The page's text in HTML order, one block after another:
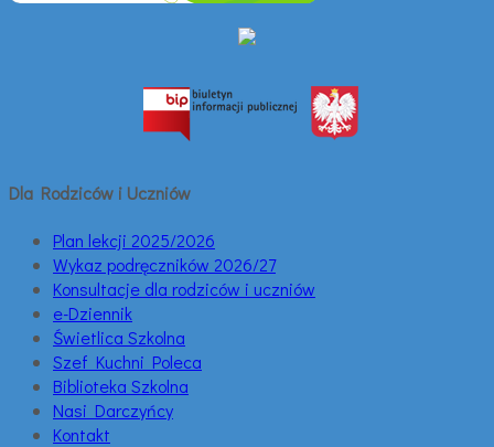
Dla Rodziców i Uczniów
Plan lekcji 2025/2026
Wykaz podręczników 2026/27
Konsultacje dla rodziców i uczniów
e-Dziennik
Świetlica Szkolna
Szef Kuchni Poleca
Biblioteka Szkolna
Nasi Darczyńcy
Kontakt